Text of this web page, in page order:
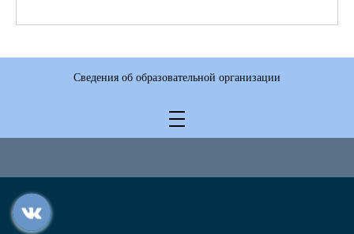
Сведения об образовательной организации